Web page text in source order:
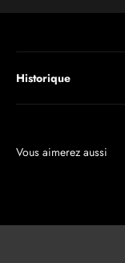
Historique